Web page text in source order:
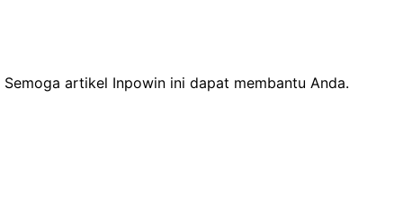
Semoga artikel Inpowin ini dapat membantu Anda.